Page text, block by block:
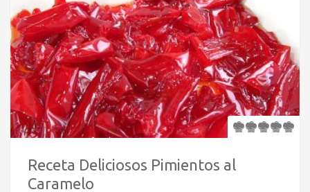
Receta Deliciosos Pimientos al
Caramelo